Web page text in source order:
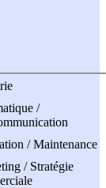
/
/ Maintenance
/ Stratégie